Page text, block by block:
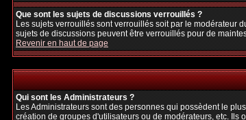
Que sont les sujets de discussions verrouillés ?
Les sujets verrouillés sont verrouillés soit par le modérateur
sujets de discussions peuvent être verrouillés pour de
Revenir en haut de page
Qui sont les Administrateurs ?
Les Administrateurs sont des personnes qui possèdent le
création de groupes d'utilisateurs ou de modérateurs, etc. Ils